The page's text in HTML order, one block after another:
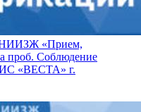
«Прием,
проб. Соблюдение
«ВЕСТА» г.